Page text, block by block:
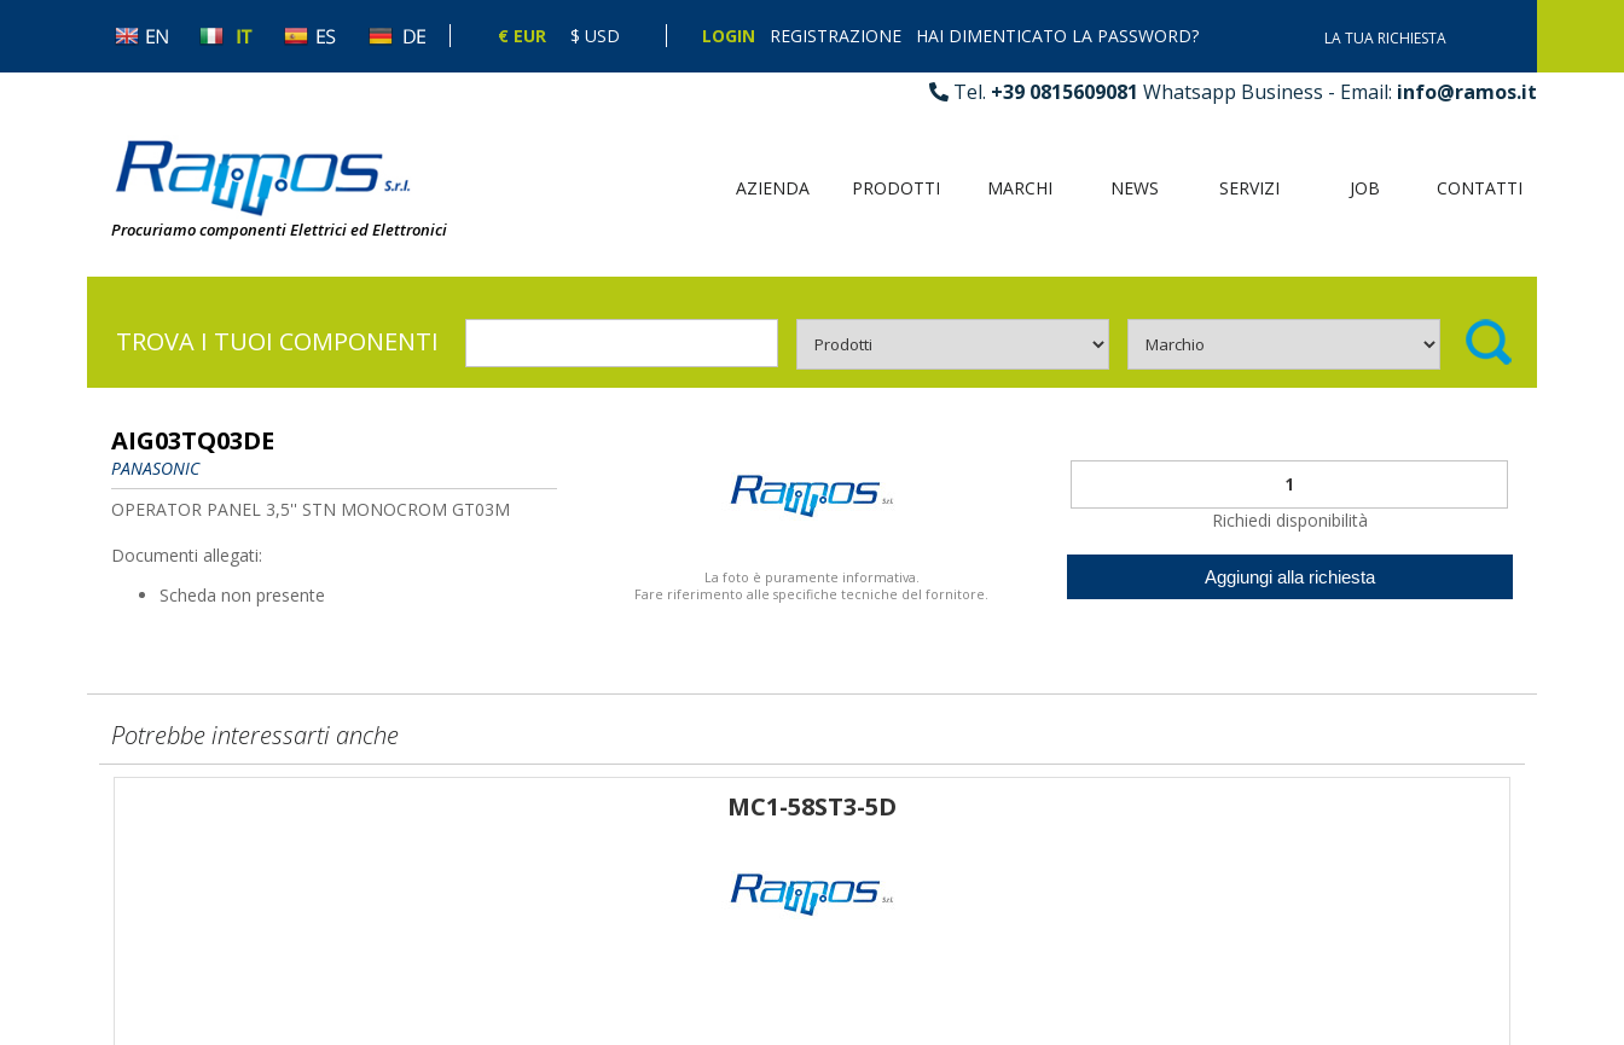
€ EUR $ USD LOGIN REGISTRAZIONE HAI DIMENTICATO LA PASSWORD? LA TUA RICHIESTA
Tel. +39 0815609081 Whatsapp Business - Email: info@ramos.it
Procuriamo componenti Elettrici ed Elettronici
AZIENDA PRODOTTI MARCHI NEWS SERVIZI JOB CONTATTI
TROVA I TUOI COMPONENTI
AIG03TQ03DE
PANASONIC
OPERATOR PANEL 3,5'' STN MONOCROM GT03M
Documenti allegati:
Scheda non presente
La foto è puramente informativa.
Fare riferimento alle specifiche tecniche del fornitore.
Richiedi disponibilità
Potrebbe interessarti anche
MC1-58ST3-5D